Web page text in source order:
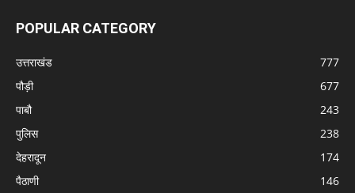
POPULAR CATEGORY
उत्तराखंड
777
पौड़ी
677
पाबौ
243
पुलिस
238
देहरादून
174
पैठाणी
146